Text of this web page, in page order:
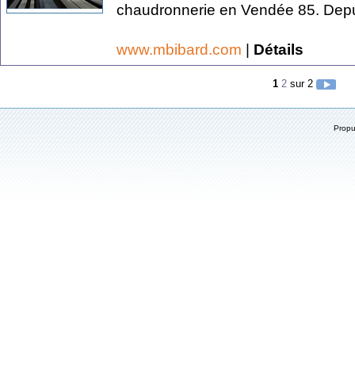
chaudronnerie en Vendée 85.
www.mbibard.com | Détails
1 2 sur 2